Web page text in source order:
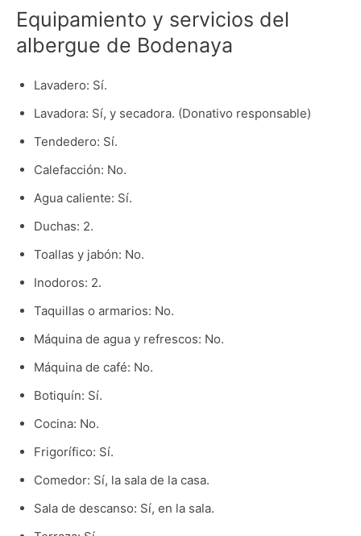
Equipamiento y servicios del
albergue de Bodenaya
Lavadero: Sí.
Lavadora: Sí, y secadora. (Donativo responsable)
Tendedero: Sí.
Calefacción: No.
Agua caliente: Sí.
Duchas: 2.
Toallas y jabón: No.
Inodoros: 2.
Taquillas o armarios: No.
Máquina de agua y refrescos: No.
Máquina de café: No.
Botiquín: Sí.
Cocina: No.
Frigorífico: Sí.
Comedor: Sí, la sala de la casa.
Sala de descanso: Sí, en la sala.